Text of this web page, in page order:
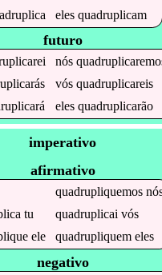
eles quadruplicam
futuro
nós
vósquadruplicareis
elesquadruplicarão
imperativo
afirmativo
quadrupliquemos
tu quadruplicai vós
ele quadrupliquemeles
negativo